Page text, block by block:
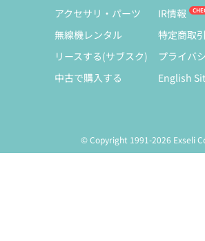
アクセサリ・パーツ
無線機レンタル
リースする(サブスク)
中古で購入する
IR情報
特定商取
プライバ
English
© Copyright 1991-2026 Exseli